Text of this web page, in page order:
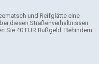
und Reifglätte eine
diesen Straßenverhältnissen
Sie 40 EUR Bußgeld. Behindern